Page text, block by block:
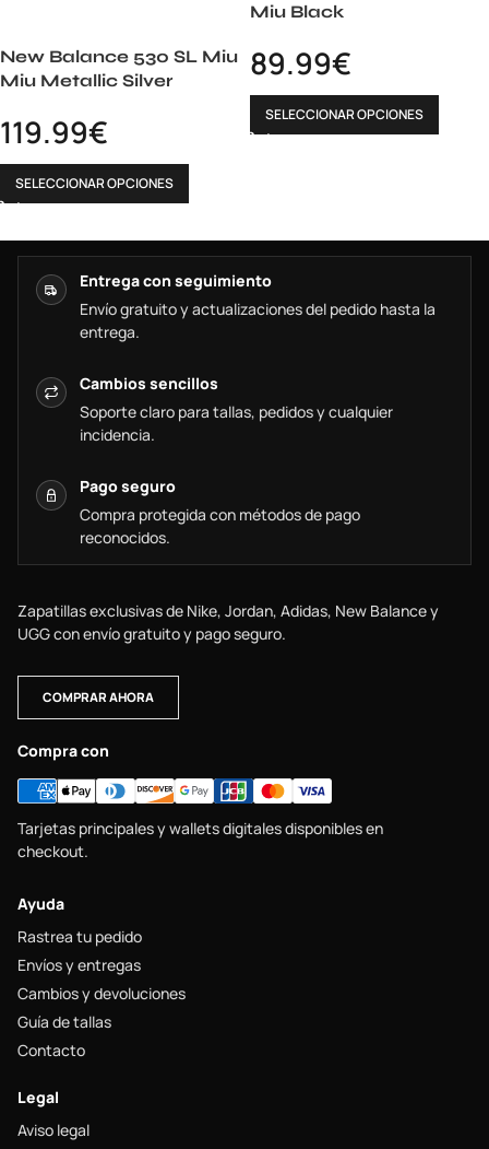
New Balance 530 SL Miu
Miu Metallic Silver
119.99€
SELECCIONAR OPCIONES
Miu Black
89.99€
SELECCIONAR OPCIONES
Entrega con seguimiento
Envío gratuito y actualizaciones del pedido hasta la
entrega.
Cambios sencillos
Soporte claro para tallas, pedidos y cualquier
incidencia.
Pago seguro
Compra protegida con métodos de pago
reconocidos.
Zapatillas exclusivas de Nike, Jordan, Adidas, New Balance y
UGG con envío gratuito y pago seguro.
COMPRAR AHORA
Compra con
Tarjetas principales y wallets digitales disponibles en
checkout.
Ayuda
Rastrea tu pedido
Envíos y entregas
Cambios y devoluciones
Guía de tallas
Contacto
Legal
Aviso legal